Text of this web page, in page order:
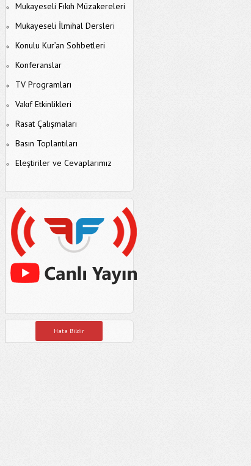
Mukayeseli Fıkıh Müzakereleri
Mukayeseli İlmihal Dersleri
Konulu Kur’an Sohbetleri
Konferanslar
TV Programları
Vakıf Etkinlikleri
Rasat Çalışmaları
Basın Toplantıları
Eleştiriler ve Cevaplarımız
Hata Bildir